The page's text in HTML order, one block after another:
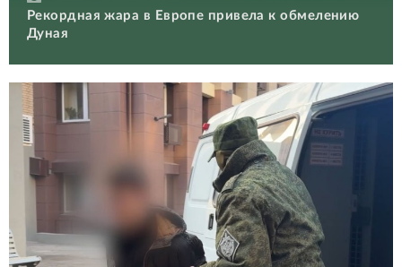
Рекордная жара в Европе привела к обмелению
Дуная